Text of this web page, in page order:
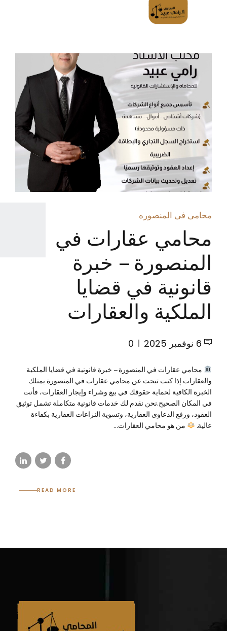
محامى فى المنصوره
محامي عقارات في
المنصورة – خبرة
قانونية في قضايا
الملكية والعقارات
6 نوفمبر 2025 0
محامي عقارات في المنصورة – خبرة قانونية في قضايا الملكية
والعقارات إذا كنت تبحث عن محامي عقارات في المنصورة يمتلك
الخبرة الكافية لحماية حقوقك في بيع وشراء وإيجار العقارات، فأنت
في المكان الصحيح.نحن نقدم لك خدمات قانونية متكاملة تشمل توثيق
العقود، ورفع الدعاوى العقارية، وتسوية النزاعات العقارية بكفاءة
عالية.
من هو محامي العقارات...
READ MORE